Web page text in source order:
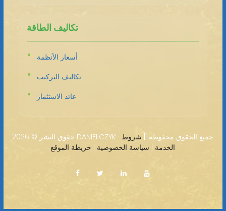
تكاليف الطاقة
أسعار الأنظمة
تكاليف التركيب
عائد الاستثمار
حقوق النشر © 2026 DANIELCZYK · جميع الحقوق محفوظة. | شروط
الخدمة
سياسة الخصوصية خريطة الموقع